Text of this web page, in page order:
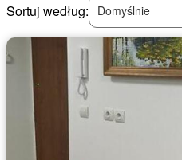
Sortuj według:
Domyślnie